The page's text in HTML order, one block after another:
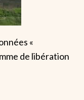
«
de libération